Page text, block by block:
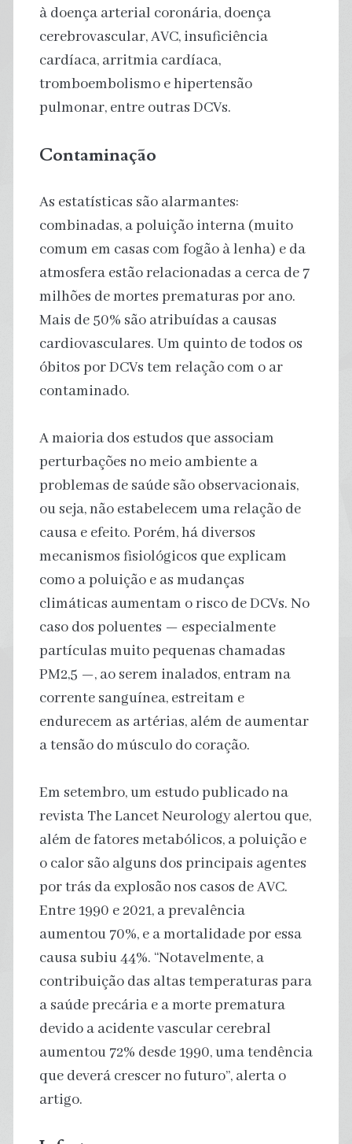
à doença arterial coronária, doença
cerebrovascular, AVC, insuficiência
cardíaca, arritmia cardíaca,
tromboembolismo e hipertensão
pulmonar, entre outras DCVs.
Contaminação
As estatísticas são alarmantes:
combinadas, a poluição interna (muito
comum em casas com fogão à lenha) e da
atmosfera estão relacionadas a cerca de 7
milhões de mortes prematuras por ano.
Mais de 50% são atribuídas a causas
cardiovasculares. Um quinto de todos os
óbitos por DCVs tem relação com o ar
contaminado.
A maioria dos estudos que associam
perturbações no meio ambiente a
problemas de saúde são observacionais,
ou seja, não estabelecem uma relação de
causa e efeito. Porém, há diversos
mecanismos fisiológicos que explicam
como a poluição e as mudanças
climáticas aumentam o risco de DCVs. No
caso dos poluentes — especialmente
partículas muito pequenas chamadas
PM2,5 —, ao serem inalados, entram na
corrente sanguínea, estreitam e
endurecem as artérias, além de aumentar
a tensão do músculo do coração.
Em setembro, um estudo publicado na
revista The Lancet Neurology alertou que,
além de fatores metabólicos, a poluição e
o calor são alguns dos principais agentes
por trás da explosão nos casos de AVC.
Entre 1990 e 2021, a prevalência
aumentou 70%, e a mortalidade por essa
causa subiu 44%. “Notavelmente, a
contribuição das altas temperaturas para
a saúde precária e a morte prematura
devido a acidente vascular cerebral
aumentou 72% desde 1990, uma tendência
que deverá crescer no futuro”, alerta o
artigo.